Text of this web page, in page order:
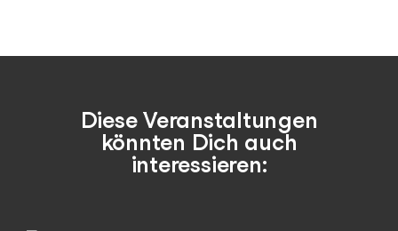
Diese Veranstaltungen
könnten Dich auch
interessieren: